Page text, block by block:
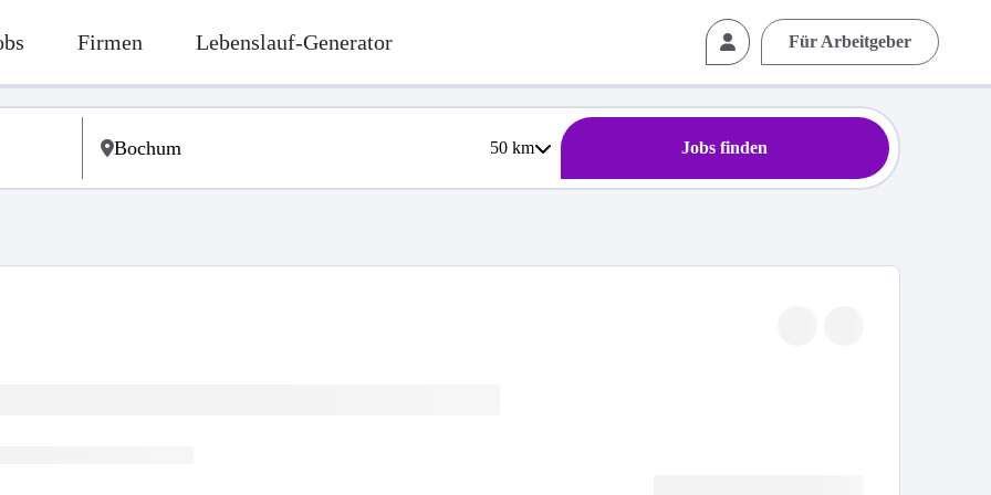
Firmen Lebenslauf-Generator Für Arbeitgeber
50km Jobs finden